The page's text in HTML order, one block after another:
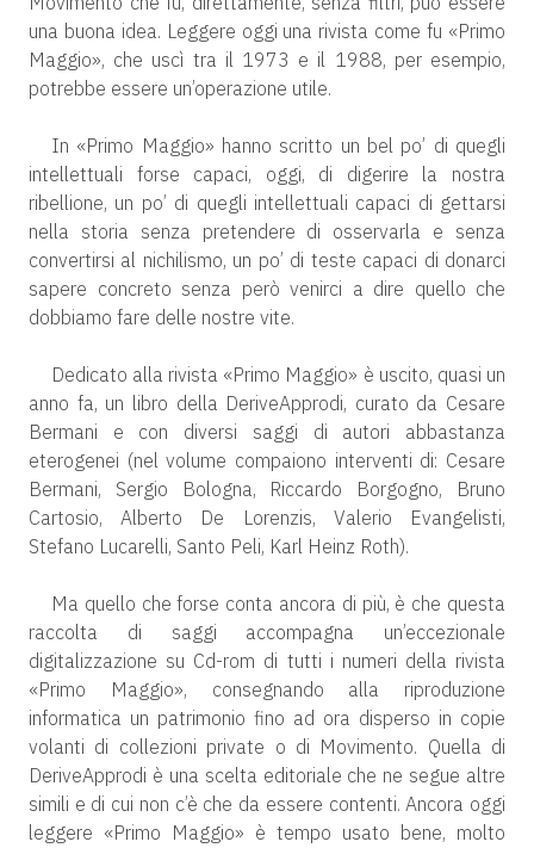
una buona idea. Leggere oggi una rivista come fu «Primo
Maggio», che uscì tra il 1973 e il 1988, per esempio,
potrebbe essere un’operazione utile.
In «Primo Maggio» hanno scritto un bel po’ di quegli
intellettuali forse capaci, oggi, di digerire la nostra
ribellione, un po’ di quegli intellettuali capaci di gettarsi
nella storia senza pretendere di osservarla e senza
convertirsi al nichilismo, un po’ di teste capaci di donarci
sapere concreto senza però venirci a dire quello che
dobbiamo fare delle nostre vite.
Dedicato alla rivista «Primo Maggio» è uscito, quasi un
anno fa, un libro della DeriveApprodi, curato da Cesare
Bermani e con diversi saggi di autori abbastanza
eterogenei (nel volume compaiono interventi di: Cesare
Bermani, Sergio Bologna, Riccardo Borgogno, Bruno
Cartosio, Alberto De Lorenzis, Valerio Evangelisti,
Stefano Lucarelli, Santo Peli, Karl Heinz Roth).
Ma quello che forse conta ancora di più, è che questa
raccolta di saggi accompagna un’eccezionale
digitalizzazione su Cd-rom di tutti i numeri della rivista
«Primo Maggio», consegnando alla riproduzione
informatica un patrimonio fino ad ora disperso in copie
volanti di collezioni private o di Movimento. Quella di
DeriveApprodi è una scelta editoriale che ne segue altre
simili e di cui non c’è che da essere contenti. Ancora oggi
leggere «Primo Maggio» è tempo usato bene, molto